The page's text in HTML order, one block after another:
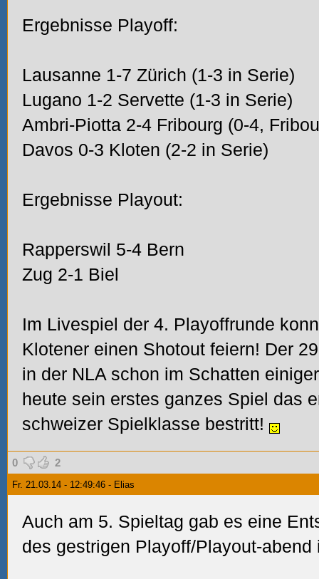
Ergebnisse Playoff:
Lausanne 1-7 Zürich (1-3 in Serie)
Lugano 1-2 Servette (1-3 in Serie)
Ambri-Piotta 2-4 Fribourg (0-4,
Davos 0-3 Kloten (2-2 in Serie)
Ergebnisse Playout:
Rapperswil 5-4 Bern
Zug 2-1 Biel
Im Livespiel der 4. Playoffrunde
Klotener einen Shotout feiern! Der
in der NLA schon im Schatten
heute sein erstes ganzes Spiel das
schweizer Spielklasse bestritt!
0 2
Fr. 21.03.14 - 12:49:46 - Elias
Auch am 5. Spieltag gab es eine
des gestrigen Playoff/Playout-abend